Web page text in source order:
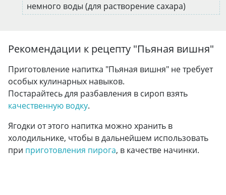
немного воды (для растворение сахара)
Рекомендации к рецепту "Пьяная вишня"
Приготовление напитка "Пьяная вишня" не требует
особых кулинарных навыков.
Постарайтесь для разбавления в сироп взять
качественную водку.
Ягодки от этого напитка можно хранить в
холодильнике, чтобы в дальнейшем использовать
при приготовления пирога, в качестве начинки.